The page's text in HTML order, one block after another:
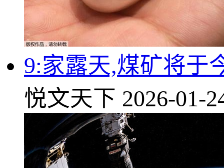
9:家露天,煤矿将于
悦文天下 2026-01-